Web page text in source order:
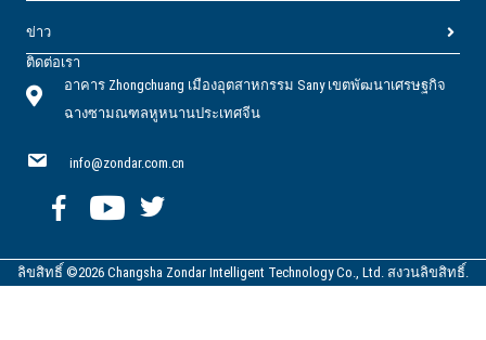
ข่าว
ติดต่อเรา
อาคาร Zhongchuang เมืองอุตสาหกรรม Sany เขตพัฒนาเศรษฐกิจ
ฉางซามณฑลหูหนานประเทศจีน
info@zondar.com.cn
ลิขสิทธิ์ ©2026 Changsha Zondar Intelligent Technology Co., Ltd. สงวนลิขสิทธิ์.